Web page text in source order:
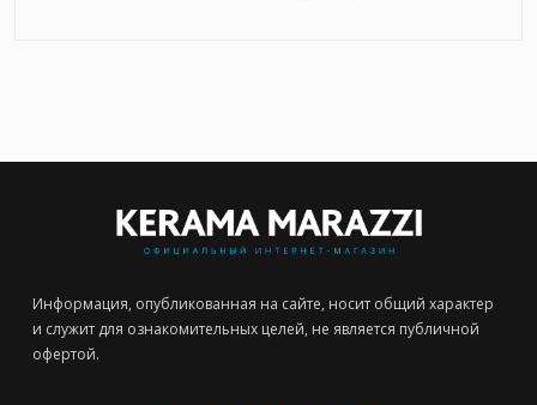
Информация, опубликованная на сайте, носит общий характер
и служит для ознакомительных целей, не является публичной
офертой.